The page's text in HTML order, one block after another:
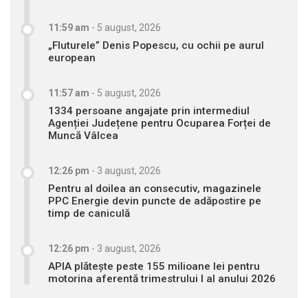
11:59 am - 5 august, 2026
„Fluturele” Denis Popescu, cu ochii pe aurul
european
11:57 am - 5 august, 2026
1334 persoane angajate prin intermediul
Agenției Județene pentru Ocuparea Forței de
Muncă Vâlcea
12:26 pm - 3 august, 2026
Pentru al doilea an consecutiv, magazinele
PPC Energie devin puncte de adăpostire pe
timp de caniculă
12:26 pm - 3 august, 2026
APIA plătește peste 155 milioane lei pentru
motorina aferentă trimestrului I al anului 2026